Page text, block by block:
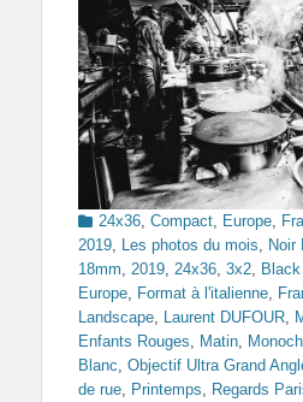
Categories
24x36 Compact Europe
2019
Les photos du mois Noir
18mm
2019 24x36 3x2
Europe
Format à l'italienne
Landscape
Laurent DUFOUR
Enfants Rouges
Matin
Blanc Objectif Ultra Grand
de rue
Printemps Regards